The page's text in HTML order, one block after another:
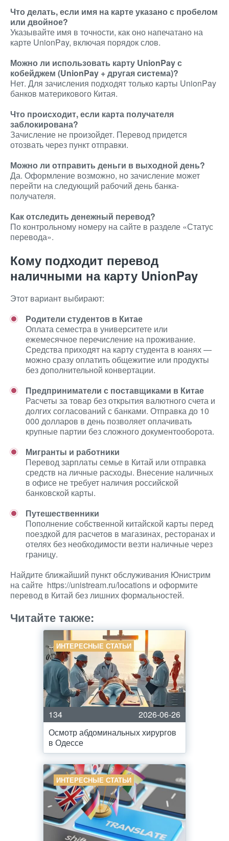
Что делать, если имя на карте указано с пробелом
или двойное?
Указывайте имя в точности, как оно напечатано на
карте UnionPay, включая порядок слов.
Можно ли использовать карту UnionPay с
кобейджем (UnionPay + другая система)?
Нет. Для зачисления подходят только карты UnionPay
банков материкового Китая.
Что происходит, если карта получателя
заблокирована?
Зачисление не произойдет. Перевод придется
отозвать через пункт отправки.
Можно ли отправить деньги в выходной день?
Да. Оформление возможно, но зачисление может
перейти на следующий рабочий день банка-
получателя.
Как отследить денежный перевод?
По контрольному номеру на сайте в разделе «Статус
перевода».
Кому подходит перевод
наличными на карту UnionPay
Этот вариант выбирают:
Родители студентов в Китае
Оплата семестра в университете или
ежемесячное перечисление на проживание.
Средства приходят на карту студента в юанях —
можно сразу оплатить общежитие или продукты
без дополнительной конвертации.
Предприниматели с поставщиками в Китае
Расчеты за товар без открытия валютного счета и
долгих согласований с банками. Отправка до 10
000 долларов в день позволяет оплачивать
крупные партии без сложного документооборота.
Мигранты и работники
Перевод зарплаты семье в Китай или отправка
средств на личные расходы. Внесение наличных
в офисе не требует наличия российской
банковской карты.
Путешественники
Пополнение собственной китайской карты перед
поездкой для расчетов в магазинах, ресторанах и
отелях без необходимости везти наличные через
границу.
Найдите ближайший пункт обслуживания Юнистрим
на сайте https://unistream.ru/locations и оформите
перевод в Китай без лишних формальностей.
Читайте также:
ИНТЕРЕСНЫЕ СТАТЬИ
134
2026-06-26
Осмотр абдоминальных хирургов
в Одессе
ИНТЕРЕСНЫЕ СТАТЬИ